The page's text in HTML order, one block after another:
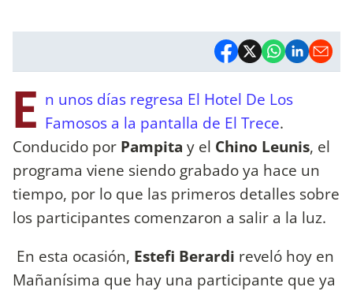
E n unos días regresa El Hotel De Los
Famosos a la pantalla de El Trece.
Conducido por Pampita y el Chino Leunis, el
programa viene siendo grabado ya hace un
tiempo, por lo que las primeros detalles sobre
los participantes comenzaron a salir a la luz.
En esta ocasión, Estefi Berardi reveló hoy en
Mañanísima que hay una participante que ya